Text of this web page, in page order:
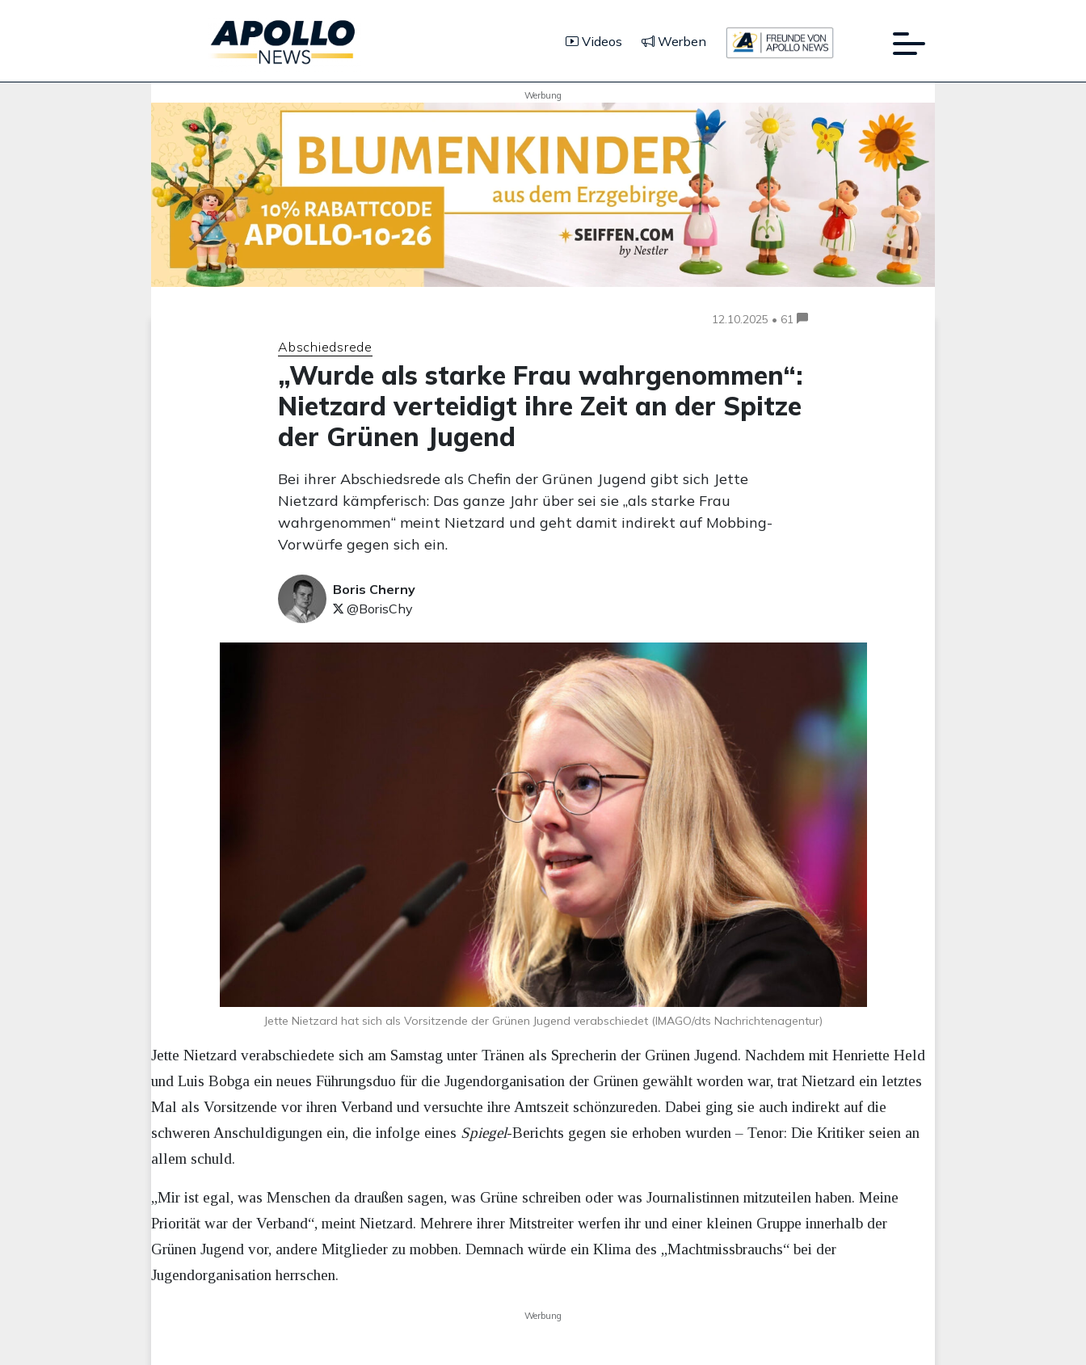
Videos Werben
Werbung
12.10.2025 • 61
Abschiedsrede
„Wurde als starke Frau wahrgenommen“:
Nietzard verteidigt ihre Zeit an der Spitze
der Grünen Jugend
Bei ihrer Abschiedsrede als Chefin der Grünen Jugend gibt sich Jette
Nietzard kämpferisch: Das ganze Jahr über sei sie „als starke Frau
wahrgenommen“ meint Nietzard und geht damit indirekt auf Mobbing-
Vorwürfe gegen sich ein.
Boris Cherny
@BorisChy
Jette Nietzard hat sich als Vorsitzende der Grünen Jugend verabschiedet (IMAGO/dts Nachrichtenagentur)
Jette Nietzard verabschiedete sich am Samstag unter Tränen als Sprecherin der Grünen Jugend. Nachdem mit Henriette Held
und Luis Bobga ein neues Führungsduo für die Jugendorganisation der Grünen gewählt worden war, trat Nietzard ein letztes
Mal als Vorsitzende vor ihren Verband und versuchte ihre Amtszeit schönzureden. Dabei ging sie auch indirekt auf die
schweren Anschuldigungen ein, die infolge eines Spiegel-Berichts gegen sie erhoben wurden – Tenor: Die Kritiker seien an
allem schuld.
„Mir ist egal, was Menschen da draußen sagen, was Grüne schreiben oder was Journalistinnen mitzuteilen haben. Meine
Priorität war der Verband“, meint Nietzard. Mehrere ihrer Mitstreiter werfen ihr und einer kleinen Gruppe innerhalb der
Grünen Jugend vor, andere Mitglieder zu mobben. Demnach würde ein Klima des „Machtmissbrauchs“ bei der
Jugendorganisation herrschen.
Werbung